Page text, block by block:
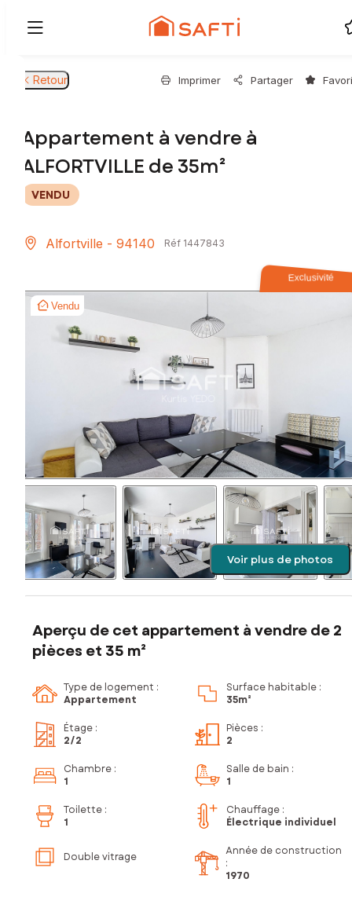
Retour Imprimer Partager
Appartement à vendre à
ALFORTVILLE de 35m²
VENDU
Alfortville - 94140 Réf 1447843
Exclusivité
Vendu
Voir plus de photos
Aperçu de cet appartement à vendre de 2
pièces et 35 m²
Type de logement :
Appartement
Surface habitable :
35m²
Étage :
2/2
Pièces :
2
Chambre :
1
Salle de bain :
1
Toilette :
1
Chauffage :
Électrique individuel
Double vitrage
Année de construction
:
1970